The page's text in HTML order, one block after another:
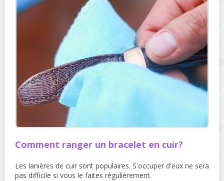
Comment ranger un bracelet en cuir?
Les lanières de cuir sont populaires. S'occuper d'eux ne sera
pas difficile si vous le faites régulièrement.